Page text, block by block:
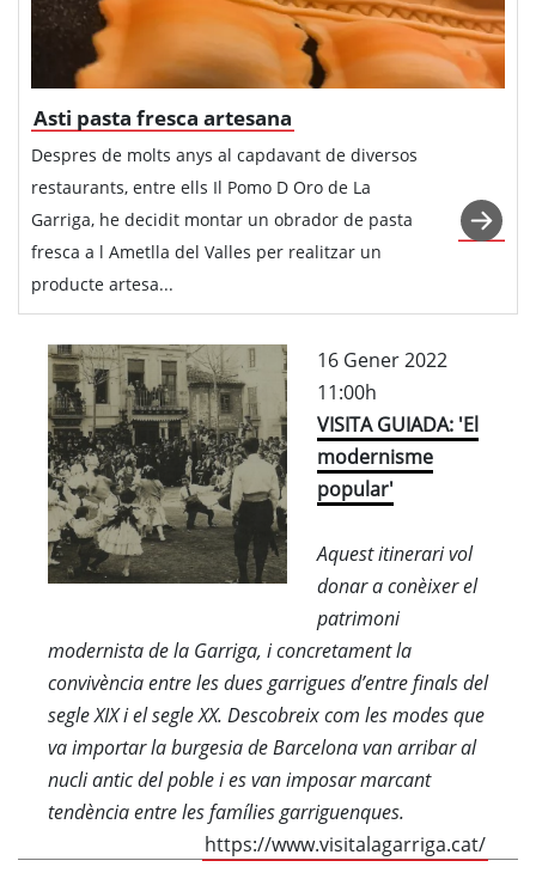
Asti pasta fresca artesana
Despres de molts anys al capdavant de diversos
restaurants, entre ells Il Pomo D Oro de La
Garriga, he decidit montar un obrador de pasta
fresca a l Ametlla del Valles per realitzar un
producte artesa...
16 Gener 2022
11:00h
VISITA GUIADA: 'El
modernisme
popular'
Aquest itinerari vol
donar a conèixer el
patrimoni
modernista de la Garriga, i concretament la
convivència entre les dues garrigues d’entre finals del
segle XIX i el segle XX. Descobreix com les modes que
va importar la burgesia de Barcelona van arribar al
nucli antic del poble i es van imposar marcant
tendència entre les famílies garriguenques.
https://www.visitalagarriga.cat/